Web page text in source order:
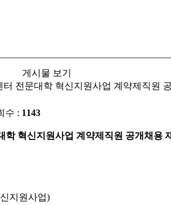
게시물 보기
전문대학 혁신지원사업 계약제직원
수 : 1143
학 혁신지원사업 계약제직원 공개채용
지원사업)